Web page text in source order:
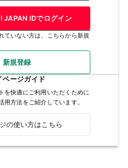
JAPAN IDでログイン
ていない方は、こちらから新規
新規登録
ページガイド
を快適にご利用いただくために
用方法をご紹介しています。
の使い方はこちら